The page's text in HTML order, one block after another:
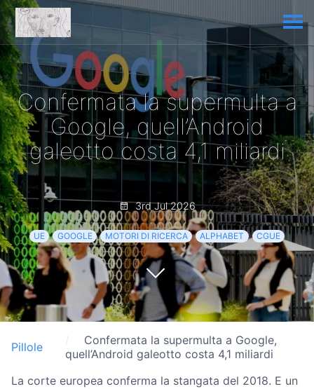
Confermata la supermulta a
Google, quell’Android
galeotto costa 4,1 miliardi
3rd Jul 2026
UE GOOGLE MOTORI DI RICERCA ALPHABET CGUE
Pillole
Confermata la supermulta a Google,
quell’Android galeotto costa 4,1 miliardi
La corte europea conferma la stangata del 2018. E un